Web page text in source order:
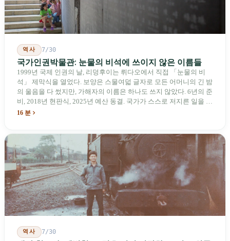
역사 7/30
국가인권박물관: 눈물의 비석에 쓰이지 않은 이름들
1999년 국제 인권의 날, 리덩후이는 뤼다오에서 직접 「눈물의 비
석」 제막식을 열었다. 보양은 스물여덟 글자로 모든 어머니의 긴 밤
의 울음을 다 썼지만, 가해자의 이름은 하나도 쓰지 않았다. 6년의 준
비, 2018년 현판식, 2025년 예산 동결. 국가가 스스로 저지른 일을 기
념하기 위해 스스로 세운 박물관. 계엄 해제 39년 동안 사법 재판을
16 분
역사 7/30